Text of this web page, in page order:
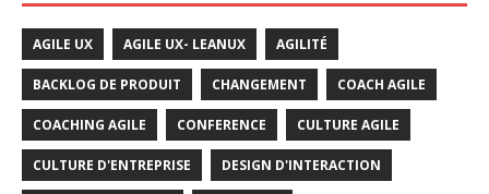
AGILE UX AGILE UX- LEANUX AGILITÉ
BACKLOG DE PRODUIT CHANGEMENT COACH AGILE
COACHING AGILE CONFERENCE CULTURE AGILE
CULTURE D'ENTREPRISE DESIGN D'INTERACTION